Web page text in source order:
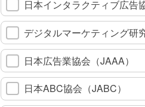
日本インタラクティブ広告
デジタルマーケティング研
日本広告業協会（JAAA）
日本ABC協会（JABC）